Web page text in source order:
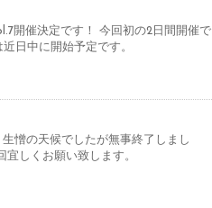
開催決定です！ 今回初の2日間開催で
日中に開始予定です。
憎の天候でしたが無事終了しまし
しくお願い致します。